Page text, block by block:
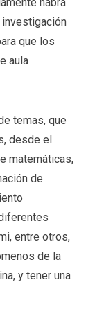
que los
aula
temas, que
desde el
matemáticas,
de
entre otros,
de la
y tener una